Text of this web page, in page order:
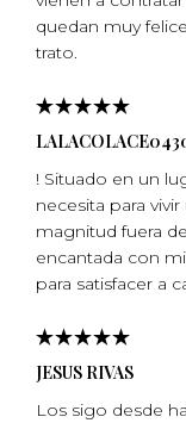
quedan muy
trato.
! Situado en un
necesita para
magnitud fuera
encantada con
para satisfacer a
JESUS RIVAS
Los sigo desde